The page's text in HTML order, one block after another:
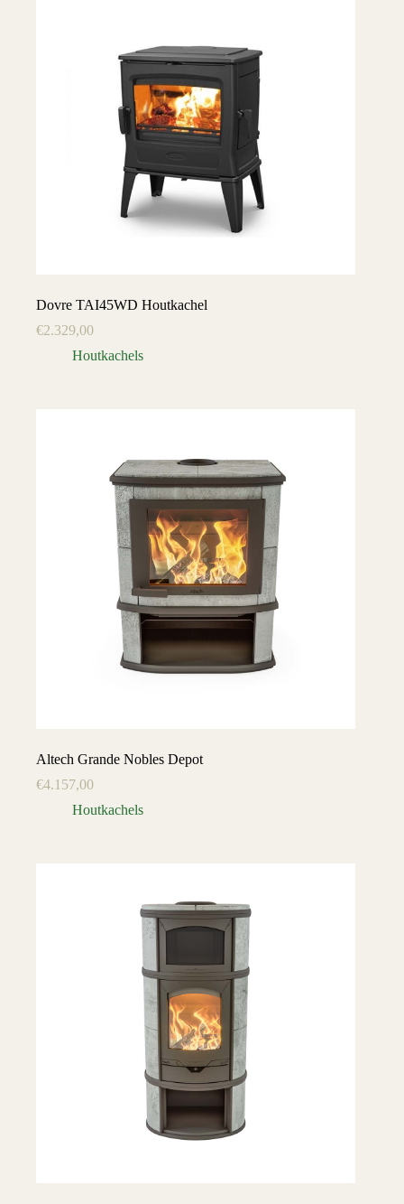
Dovre TAI45WD Houtkachel
€2.329,00
Houtkachels
Altech Grande Nobles Depot
€4.157,00
Houtkachels